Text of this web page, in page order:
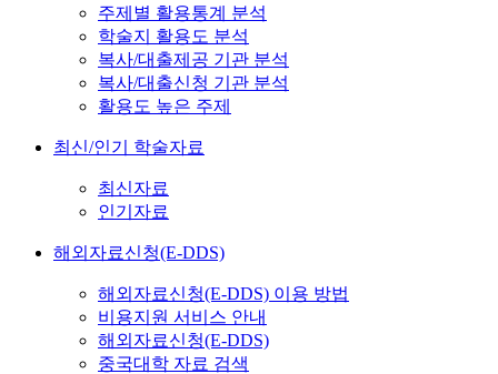
주제별 활용통계 분석
학술지 활용도 분석
복사/대출제공 기관 분석
복사/대출신청 기관 분석
활용도 높은 주제
최신/인기 학술자료
최신자료
인기자료
해외자료신청(E-DDS)
해외자료신청(E-DDS) 이용 방법
비용지원 서비스 안내
해외자료신청(E-DDS)
중국대학 자료 검색